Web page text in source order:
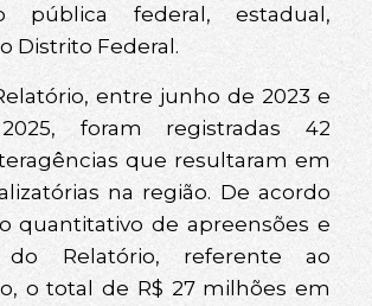
pública federal, estadual,
Distrito Federal.
entre junho de 2023 e
foram registradas 42
que resultaram em
na região. De acordo
quantitativo de apreensões e
do Relatório, referente ao
o total de R$ 27 milhões em